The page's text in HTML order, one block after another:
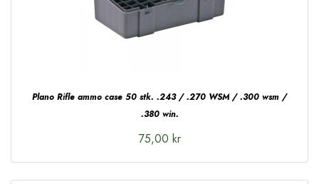
Plano Rifle ammo case 50 stk. .243 / .270 WSM / .300 wsm /
.380 win.
75,00 kr